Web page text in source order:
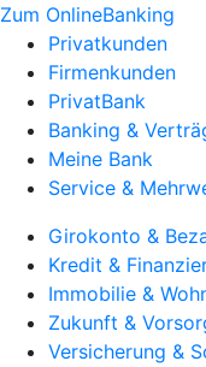
Zum OnlineBanking
Privatkunden
Firmenkunden
PrivatBank
Banking &
Meine Bank
Service &
Girokonto &
Kredit &
Immobilie &
Zukunft &
Versicherung &